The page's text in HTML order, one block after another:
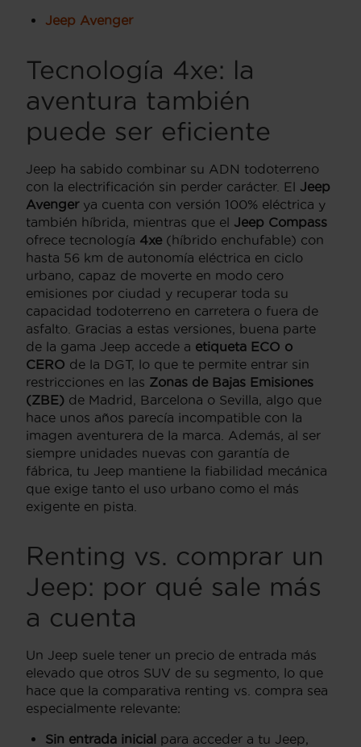
Jeep Avenger
Tecnología 4xe: la
aventura también
puede ser eficiente
Jeep ha sabido combinar su ADN todoterreno
con la electrificación sin perder carácter. El Jeep
Avengerya cuenta con versión 100% eléctrica y
también híbrida, mientras que el Jeep Compass
ofrece tecnología 4xe (híbrido enchufable) con
hasta 56 km de autonomía eléctrica en ciclo
urbano, capaz de moverte en modo cero
emisiones por ciudad y recuperar toda su
capacidad todoterreno en carretera o fuera de
asfalto. Gracias a estas versiones, buena parte
de la gama Jeep accede a etiqueta ECO o
CERO de la DGT, lo que te permite entrar sin
restricciones en las Zonas de Bajas Emisiones
(ZBE) de Madrid, Barcelona o Sevilla, algo que
hace unos años parecía incompatible con la
imagen aventurera de la marca. Además, al ser
siempre unidades nuevas con garantía de
fábrica, tu Jeep mantiene la fiabilidad mecánica
que exige tanto el uso urbano como el más
exigente en pista.
Renting vs. comprar un
Jeep: por qué sale más
a cuenta
Un Jeep suele tener un precio de entrada más
elevado que otros SUV de su segmento, lo que
hace que la comparativa renting vs. compra sea
especialmente relevante:
Sin entrada inicial para acceder a tu Jeep,